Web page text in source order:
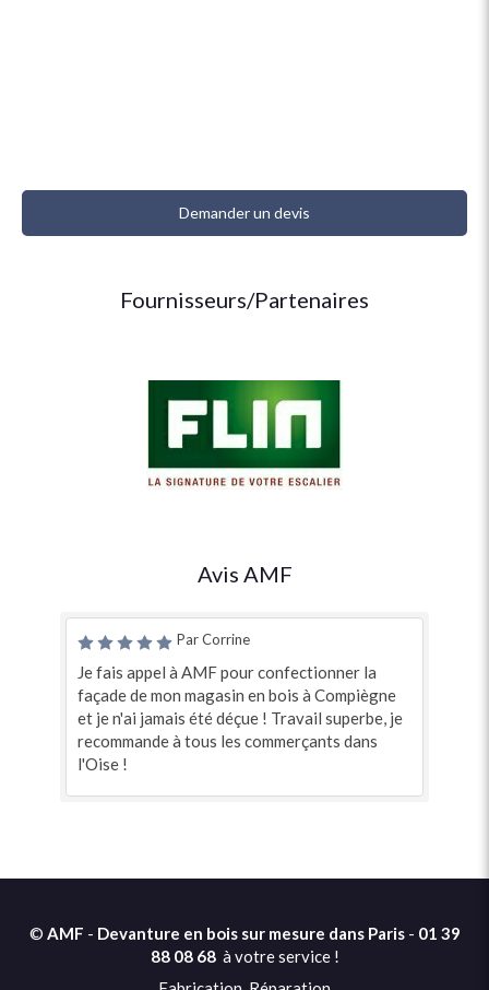
Demander un devis
Fournisseurs/Partenaires
Avis AMF
Par Corrine
Je fais appel à AMF pour confectionner la
façade de mon magasin en bois à Compiègne
et je n'ai jamais été déçue ! Travail superbe, je
recommande à tous les commerçants dans
l'Oise !
© AMF - Devanture en bois sur mesure dans Paris- 01 39
88 08 68à votre service !